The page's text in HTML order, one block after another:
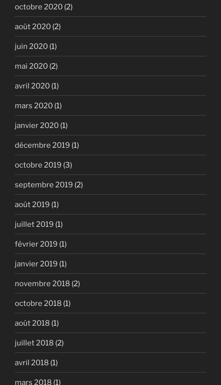
octobre 2020 (2)
août 2020 (2)
juin 2020 (1)
mai 2020 (2)
avril 2020 (1)
mars 2020 (1)
janvier 2020 (1)
décembre 2019 (1)
octobre 2019 (3)
septembre 2019 (2)
août 2019 (1)
juillet 2019 (1)
février 2019 (1)
janvier 2019 (1)
novembre 2018 (2)
octobre 2018 (1)
août 2018 (1)
juillet 2018 (2)
avril 2018 (1)
mars 2018 (1)